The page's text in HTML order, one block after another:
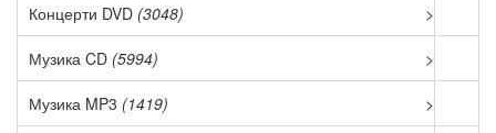
Концерти DVD (3048) >
Музика CD (5994) >
Музика MP3 (1419) >